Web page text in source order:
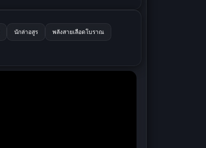
นักล่าอสูร พลังสายเลือดโบราณ